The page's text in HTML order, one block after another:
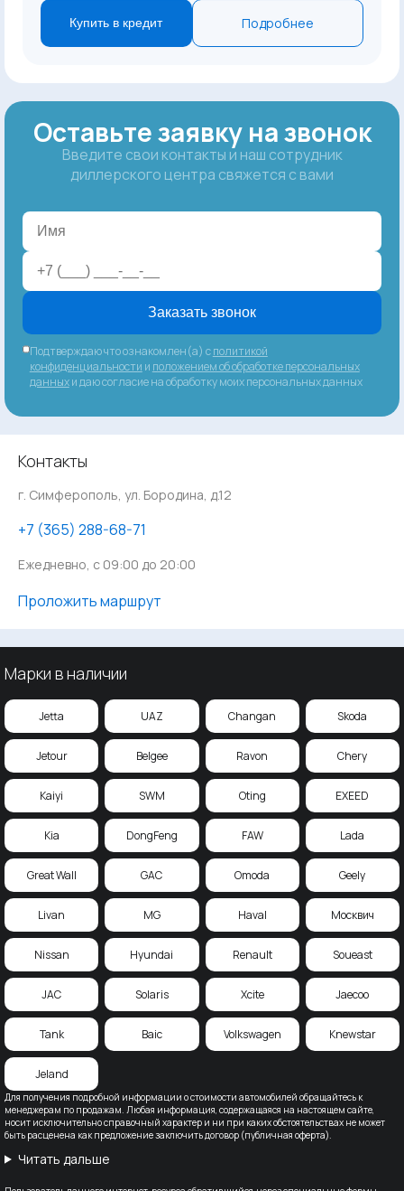
Купить в кредит Подробнее
Оставьте заявку на звонок
Введите свои контакты и наш сотрудник
диллерского центра свяжется с вами
Заказать звонок
Подтверждаю что ознакомлен(а) сполитикой
конфиденциальности и положением об обработке персональных
данныхи даю согласие на обработку моих персональных данных
Контакты
г. Симферополь, ул. Бородина, д.12
‪+7 (365) 288-68-71
Ежедневно, с 09:00 до 20:00
Проложить маршрут
Для получения подробной информации о стоимости автомобилей обращайтесь к
менеджерам по продажам. Любая информация, содержащаяся на настоящем сайте,
носит исключительно справочный характер и ни при каких обстоятельствах не может
быть расценена как предложение заключить договор (публичная оферта).
Читать дальше
Марки в наличии
Jetta UAZ Changan Skoda
Jetour Belgee Ravon Chery
Kaiyi SWM Oting EXEED
Kia DongFeng FAW Lada
Great Wall GAC Omoda Geely
Livan MG Haval Москвич
Nissan Hyundai Renault Soueast
JAC Solaris Xcite Jaecoo
Tank Baic Volkswagen Knewstar
Jeland